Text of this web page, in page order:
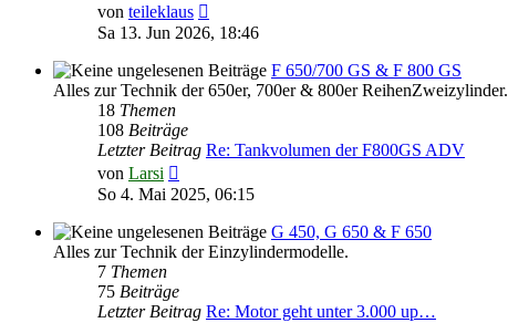
von teileklaus
Beitrag
Sa 13. Jun 2026, 18:46
F 650/700 GS & F 800 GS
Alles zur Technik der 650er, 700er & 800er ReihenZweizylinder.
18 Themen
108 Beiträge
Letzter Beitrag Re: Tankvolumen der F800GS ADV
von Larsi
Beitrag
So 4. Mai 2025, 06:15
G 450, G 650 & F 650
Alles zur Technik der Einzylindermodelle.
7 Themen
75 Beiträge
Letzter Beitrag Re: Motor geht unter 3.000 up…